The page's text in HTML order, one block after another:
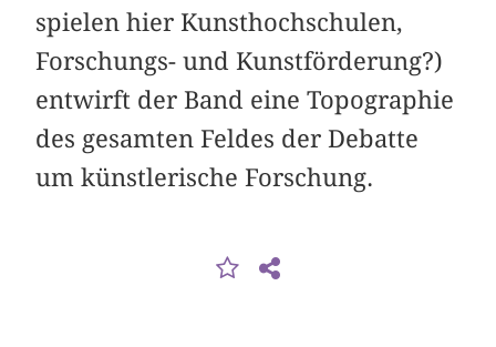
spielen hier Kunsthochschulen,
Forschungs- und Kunstförderung?)
entwirft der Band eine Topographie
des gesamten Feldes der Debatte
um künstlerische Forschung.